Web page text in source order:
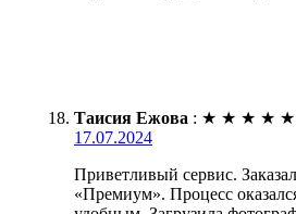
Таисия Ежова : ★ ★ ★ ★ ★
17.07.2024
Приветливый сервис.
«Премиум». Процесс